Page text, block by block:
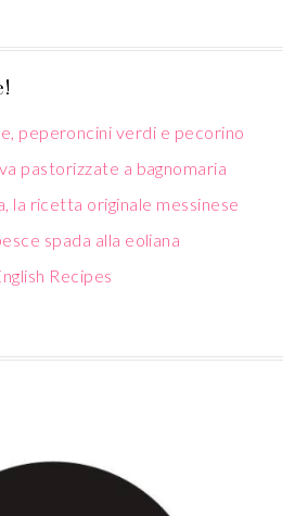
peperoncini verdi e pecorino
pastorizzate a bagnomaria
la ricetta originale messinese
spada alla eoliana
Recipes